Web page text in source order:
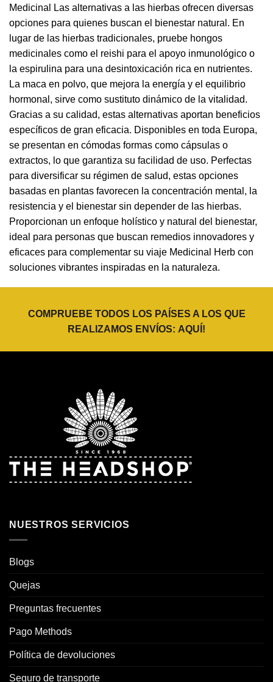
Medicinal Las alternativas a las hierbas ofrecen diversas
opciones para quienes buscan el bienestar natural. En
lugar de las hierbas tradicionales, pruebe hongos
medicinales como el reishi para el apoyo inmunológico o
la espirulina para una desintoxicación rica en nutrientes.
La maca en polvo, que mejora la energía y el equilibrio
hormonal, sirve como sustituto dinámico de la vitalidad.
Gracias a su calidad, estas alternativas aportan beneficios
específicos de gran eficacia. Disponibles en toda Europa,
se presentan en cómodas formas como cápsulas o
extractos, lo que garantiza su facilidad de uso. Perfectas
para diversificar su régimen de salud, estas opciones
basadas en plantas favorecen la concentración mental, la
resistencia y el bienestar sin depender de las hierbas.
Proporcionan un enfoque holístico y natural del bienestar,
ideal para personas que buscan remedios innovadores y
eficaces para complementar su viaje Medicinal Herb con
soluciones vibrantes inspiradas en la naturaleza.
COMPRUEBE TODOS LOS PAÍSES A LOS QUE
REALIZAMOS ENVÍOS: AQUÍ !
NUESTROS SERVICIOS
Blogs
Quejas
Preguntas frecuentes
Pago Methods
Política de devoluciones
Seguro de transporte